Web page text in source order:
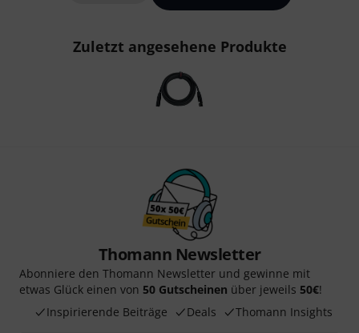
Zuletzt angesehene Produkte
Thomann Newsletter
Abonniere den Thomann Newsletter und gewinne mit
etwas Glück einen von 50 Gutscheinen über jeweils 50€!
Inspirierende Beiträge
Deals Thomann Insights